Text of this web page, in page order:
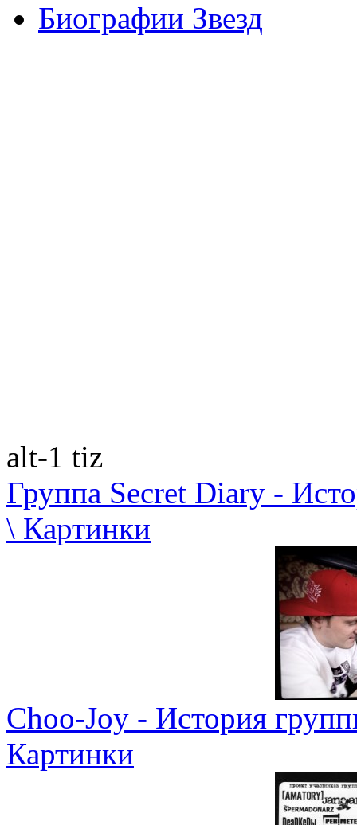
Биографии Звезд
alt-1 tiz
Группа Secret Diary -
\ Картинки
Choo-Joy - История
Картинки